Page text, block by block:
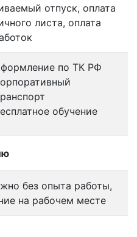
отпуск, оплата
листа, оплата
по ТК РФ
обучение
без опыта работы,
на рабочем месте